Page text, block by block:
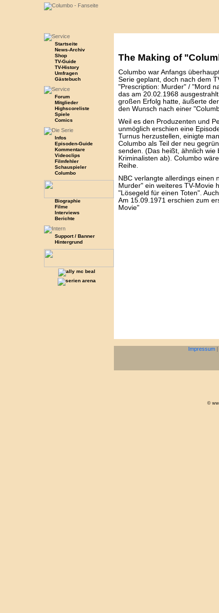
Startseite
News-Archiv
Shop
TV-Guide
TV-History
Umfragen
Gästebuch
Forum
Mitglieder
Highscoreliste
Spiele
Comics
Infos
Episoden-Guide
Kommentare
Videoclips
Filmfehler
Schauspieler
Columbo
Biographie
Filme
Interviews
Berichte
Support / Banner
Hintergrund
The Making of
Columbo war Anfangs
Serie geplant, doch nach dem
"Prescription: Murder" / "Mord
das am 20.02.1968
großen Erfolg hatte, äußerte
den Wunsch nach einer
Weil es den Produzenten und
unmöglich erschien eine
Turnus herzustellen, einigte
Columbo als Teil der neu
senden. (Das heißt, ähnlich wie
Kriminalisten ab). Columbo
Reihe.
NBC verlangte allerdings einen
Murder" ein weiteres TV-Movie
"Lösegeld für einen Toten".
Am 15.09.1971 erschien zum
Movie"
Impressum |
©